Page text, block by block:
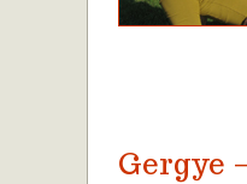
Gergye